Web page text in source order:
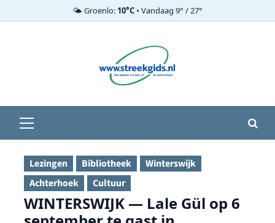
🌤️ Groenlo: 10°C • Vandaag 9° / 27°
menu
Lezingen Bibliotheek
Winterswijk
Achterhoek
Cultuur
WINTERSWIJK — Lale Gül op 6